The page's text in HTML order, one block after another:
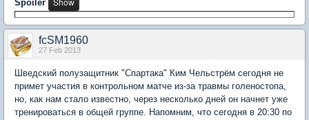
Spoiler
fcSM1960
27 Feb 2013
Шведский полузащитник "Спартака" Ким Чельстрём сегодня не
примет участия в контрольном матче из-за травмы голеностопа,
но, как нам стало известно, через несколько дней он начнет уже
тренироваться в общей группе. Напомним, что сегодня в 20:30 по